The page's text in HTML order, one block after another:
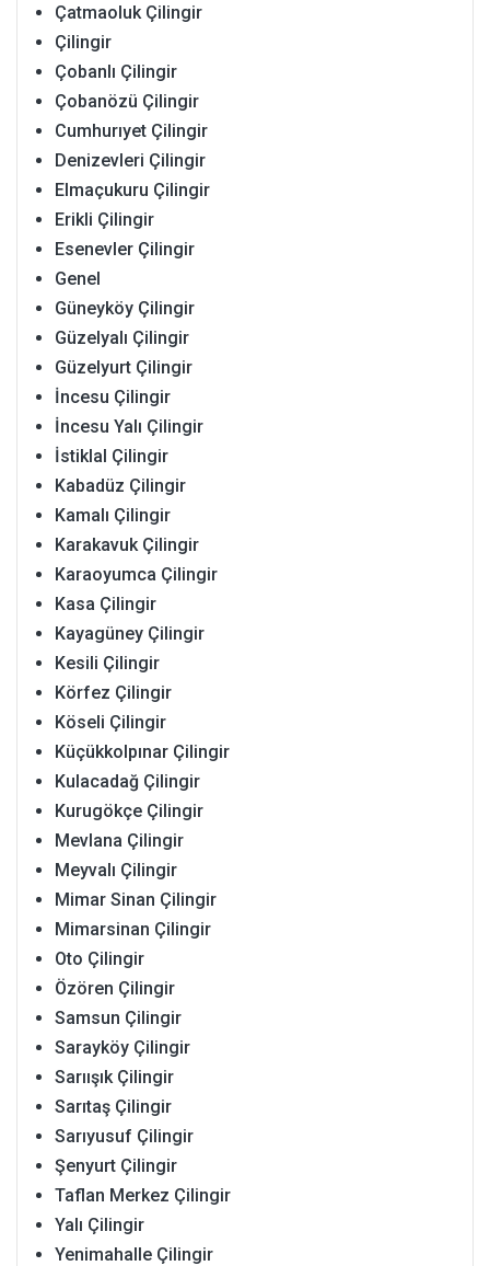
Çatmaoluk Çilingir
Çilingir
Çobanlı Çilingir
Çobanözü Çilingir
Cumhurıyet Çilingir
Denizevleri Çilingir
Elmaçukuru Çilingir
Erikli Çilingir
Esenevler Çilingir
Genel
Güneyköy Çilingir
Güzelyalı Çilingir
Güzelyurt Çilingir
İncesu Çilingir
İncesu Yalı Çilingir
İstiklal Çilingir
Kabadüz Çilingir
Kamalı Çilingir
Karakavuk Çilingir
Karaoyumca Çilingir
Kasa Çilingir
Kayagüney Çilingir
Kesili Çilingir
Körfez Çilingir
Köseli Çilingir
Küçükkolpınar Çilingir
Kulacadağ Çilingir
Kurugökçe Çilingir
Mevlana Çilingir
Meyvalı Çilingir
Mimar Sinan Çilingir
Mimarsinan Çilingir
Oto Çilingir
Özören Çilingir
Samsun Çilingir
Sarayköy Çilingir
Sarıışık Çilingir
Sarıtaş Çilingir
Sarıyusuf Çilingir
Şenyurt Çilingir
Taflan Merkez Çilingir
Yalı Çilingir
Yenimahalle Çilingir